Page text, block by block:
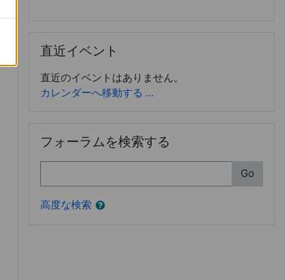
け
直近イベント
直近のイベントはありません。
カレンダーへ移動する ...
フォーラムを検索する
検索
Go
高度な検索